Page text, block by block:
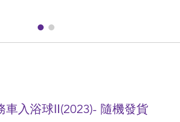
車入浴球Ⅱ(2023)- 隨機發貨